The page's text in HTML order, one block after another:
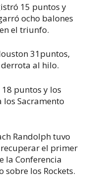
15 puntos y
ocho balones
el triunfo.
31puntos,
al hilo.
puntos y los
los Sacramento
Randolph tuvo
el primer
la Conferencia
sobre los Rockets.